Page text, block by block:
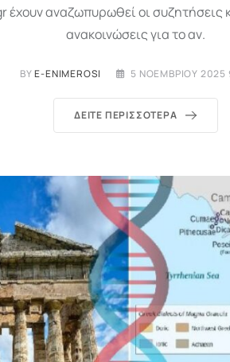
αναζωπυρωθεί οι συζητήσεις
ανακοινώσεις για το αν.
BYE-ENIMEROSI 5 ΝΟΕΜΒΡΊΟΥ 2025
ΔΕΊΤΕ ΠΕΡΙΣΣΌΤΕΡΑ